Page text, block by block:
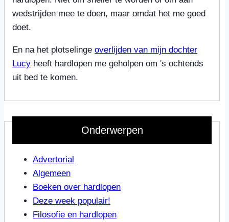
wedstrijden mee te doen, maar omdat het me goed
doet.
En na het plotselinge overlijden van mijn dochter
Lucy heeft hardlopen me geholpen om 's ochtends
uit bed te komen.
Onderwerpen
Advertorial
Algemeen
Boeken over hardlopen
Deze week populair!
Filosofie en hardlopen